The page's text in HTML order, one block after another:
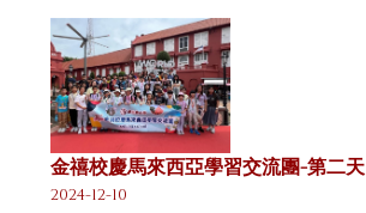
金禧校慶馬來西亞學習交流團-第二天
2024-12-10